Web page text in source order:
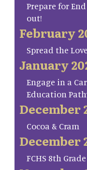
Prepare for
out!
February
Spread the
January
Engage in a
Education
December
Cocoa & Cram
December
FCHS 8th